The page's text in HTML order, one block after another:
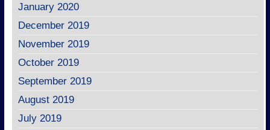
January 2020
December 2019
November 2019
October 2019
September 2019
August 2019
July 2019